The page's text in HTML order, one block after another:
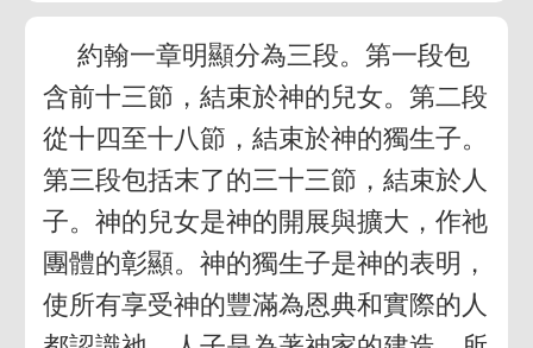
約翰一章明顯分為三段。第一段包
含前十三節，結束於神的兒女。第二段
從十四至十八節，結束於神的獨生子。
第三段包括末了的三十三節，結束於人
子。神的兒女是神的開展與擴大，作祂
團體的彰顯。神的獨生子是神的表明，
使所有享受神的豐滿為恩典和實際的人